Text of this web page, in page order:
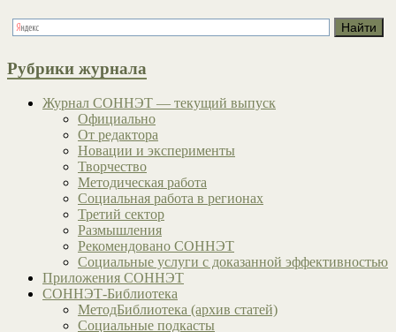
Рубрики журнала
Журнал СОННЭТ — текущий выпуск
Официально
От редактора
Новации и эксперименты
Творчество
Методическая работа
Социальная работа в регионах
Третий сектор
Размышления
Рекомендовано СОННЭТ
Социальные услуги с доказанной эффективностью
Приложения СОННЭТ
СОННЭТ-Библиотека
МетодБиблиотека (архив статей)
Социальные подкасты